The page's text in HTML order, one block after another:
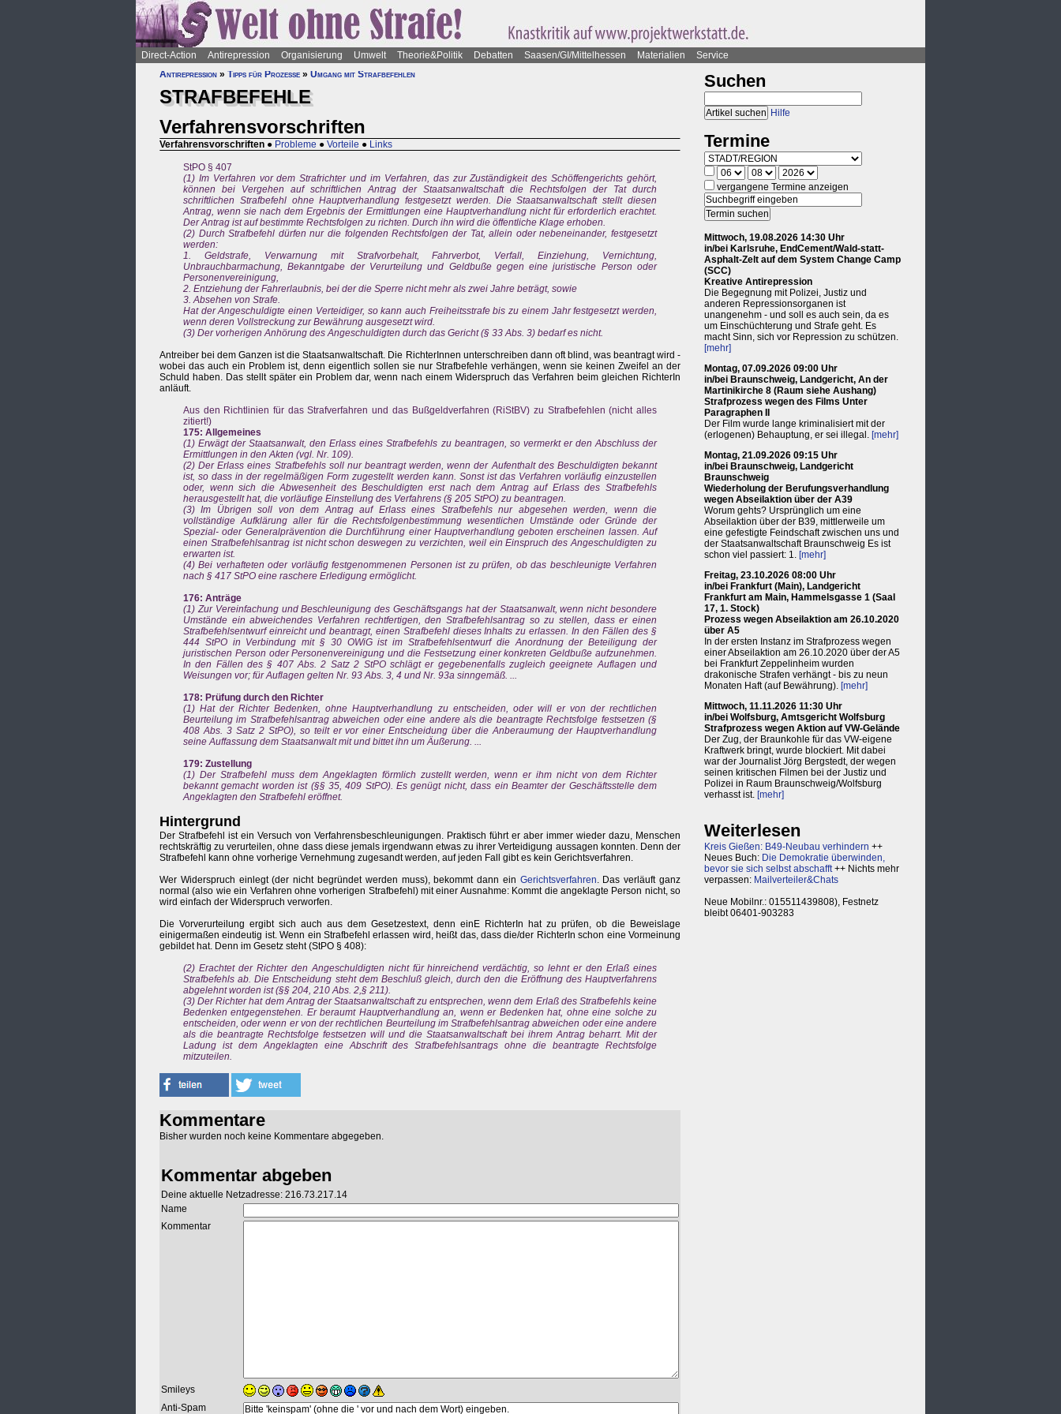
Direct-Action Antirepression Organisierung Umwelt Theorie&Politik Debatten Saasen/GI/Mittelhessen Materialien
Service
Antirepression » Tipps für Prozesse » Umgang mit Strafbefehlen
STRAFBEFEHLE
Verfahrensvorschriften
Verfahrensvorschriften ● Probleme ● Vorteile ● Links
StPO § 407
(1) Im Verfahren vor dem Strafrichter und im Verfahren, das zur Zuständigkeit des Schöffengerichts gehört,
können bei Vergehen auf schriftlichen Antrag der Staatsanwaltschaft die Rechtsfolgen der Tat durch
schriftlichen Strafbefehl ohne Hauptverhandlung festgesetzt werden. Die Staatsanwaltschaft stellt diesen
Antrag, wenn sie nach dem Ergebnis der Ermittlungen eine Hauptverhandlung nicht für erforderlich erachtet.
Der Antrag ist auf bestimmte Rechtsfolgen zu richten. Durch ihn wird die öffentliche Klage erhoben.
(2) Durch Strafbefehl dürfen nur die folgenden Rechtsfolgen der Tat, allein oder nebeneinander, festgesetzt
werden:
1. Geldstrafe, Verwarnung mit Strafvorbehalt, Fahrverbot, Verfall, Einziehung, Vernichtung,
Unbrauchbarmachung, Bekanntgabe der Verurteilung und Geldbuße gegen eine juristische Person oder
Personenvereinigung,
2. Entziehung der Fahrerlaubnis, bei der die Sperre nicht mehr als zwei Jahre beträgt, sowie
3. Absehen von Strafe.
Hat der Angeschuldigte einen Verteidiger, so kann auch Freiheitsstrafe bis zu einem Jahr festgesetzt werden,
wenn deren Vollstreckung zur Bewährung ausgesetzt wird.
(3) Der vorherigen Anhörung des Angeschuldigten durch das Gericht (§ 33 Abs. 3) bedarf es nicht.
Antreiber bei dem Ganzen ist die Staatsanwaltschaft. Die RichterInnen unterschreiben dann oft blind, was beantragt wird -
wobei das auch ein Problem ist, denn eigentlich sollen sie nur Strafbefehle verhängen, wenn sie keinen Zweifel an der
Schuld haben. Das stellt später ein Problem dar, wenn nach einem Widerspruch das Verfahren beim gleichen RichterIn
anläuft.
Aus den Richtlinien für das Strafverfahren und das Bußgeldverfahren (RiStBV) zu Strafbefehlen (nicht alles
zitiert!)
175: Allgemeines
(1) Erwägt der Staatsanwalt, den Erlass eines Strafbefehls zu beantragen, so vermerkt er den Abschluss der
Ermittlungen in den Akten (vgl. Nr. 109).
(2) Der Erlass eines Strafbefehls soll nur beantragt werden, wenn der Aufenthalt des Beschuldigten bekannt
ist, so dass in der regelmäßigen Form zugestellt werden kann. Sonst ist das Verfahren vorläufig einzustellen
oder, wenn sich die Abwesenheit des Beschuldigten erst nach dem Antrag auf Erlass des Strafbefehls
herausgestellt hat, die vorläufige Einstellung des Verfahrens (§ 205 StPO) zu beantragen.
(3) Im Übrigen soll von dem Antrag auf Erlass eines Strafbefehls nur abgesehen werden, wenn die
vollständige Aufklärung aller für die Rechtsfolgenbestimmung wesentlichen Umstände oder Gründe der
Spezial- oder Generalprävention die Durchführung einer Hauptverhandlung geboten erscheinen lassen. Auf
einen Strafbefehlsantrag ist nicht schon deswegen zu verzichten, weil ein Einspruch des Angeschuldigten zu
erwarten ist.
(4) Bei verhafteten oder vorläufig festgenommenen Personen ist zu prüfen, ob das beschleunigte Verfahren
nach § 417 StPO eine raschere Erledigung ermöglicht.
176: Anträge
(1) Zur Vereinfachung und Beschleunigung des Geschäftsgangs hat der Staatsanwalt, wenn nicht besondere
Umstände ein abweichendes Verfahren rechtfertigen, den Strafbefehlsantrag so zu stellen, dass er einen
Strafbefehlsentwurf einreicht und beantragt, einen Strafbefehl dieses Inhalts zu erlassen. In den Fällen des §
444 StPO in Verbindung mit § 30 OWiG ist im Strafbefehlsentwurf die Anordnung der Beteiligung der
juristischen Person oder Personenvereinigung und die Festsetzung einer konkreten Geldbuße aufzunehmen.
In den Fällen des § 407 Abs. 2 Satz 2 StPO schlägt er gegebenenfalls zugleich geeignete Auflagen und
Weisungen vor; für Auflagen gelten Nr. 93 Abs. 3, 4 und Nr. 93a sinngemäß. ...
178: Prüfung durch den Richter
(1) Hat der Richter Bedenken, ohne Hauptverhandlung zu entscheiden, oder will er von der rechtlichen
Beurteilung im Strafbefehlsantrag abweichen oder eine andere als die beantragte Rechtsfolge festsetzen (§
408 Abs. 3 Satz 2 StPO), so teilt er vor einer Entscheidung über die Anberaumung der Hauptverhandlung
seine Auffassung dem Staatsanwalt mit und bittet ihn um Äußerung. ...
179: Zustellung
(1) Der Strafbefehl muss dem Angeklagten förmlich zustellt werden, wenn er ihm nicht von dem Richter
bekannt gemacht worden ist (§§ 35, 409 StPO). Es genügt nicht, dass ein Beamter der Geschäftsstelle dem
Angeklagten den Strafbefehl eröffnet.
Hintergrund
Der Strafbefehl ist ein Versuch von Verfahrensbeschleunigungen. Praktisch führt er aber immer wieder dazu, Menschen
rechtskräftig zu verurteilen, ohne dass diese jemals irgendwann etwas zu ihrer Verteidigung aussagen konnten. Denn der
Strafbefehl kann ohne vorherige Vernehmung zugesandt werden, auf jeden Fall gibt es kein Gerichtsverfahren.
Wer Widerspruch einlegt (der nicht begründet werden muss), bekommt dann ein Gerichtsverfahren. Das verläuft ganz
normal (also wie ein Verfahren ohne vorherigen Strafbefehl) mit einer Ausnahme: Kommt die angeklagte Person nicht, so
wird einfach der Widerspruch verworfen.
Die Vorverurteilung ergibt sich auch aus dem Gesetzestext, denn einE RichterIn hat zu prüfen, ob die Beweislage
einigermaßen eindeutig ist. Wenn ein Strafbefehl erlassen wird, heißt das, dass die/der RichterIn schon eine Vormeinung
gebildet hat. Denn im Gesetz steht (StPO § 408):
(2) Erachtet der Richter den Angeschuldigten nicht für hinreichend verdächtig, so lehnt er den Erlaß eines
Strafbefehls ab. Die Entscheidung steht dem Beschluß gleich, durch den die Eröffnung des Hauptverfahrens
abgelehnt worden ist (§§ 204, 210 Abs. 2,§ 211).
(3) Der Richter hat dem Antrag der Staatsanwaltschaft zu entsprechen, wenn dem Erlaß des Strafbefehls keine
Bedenken entgegenstehen. Er beraumt Hauptverhandlung an, wenn er Bedenken hat, ohne eine solche zu
entscheiden, oder wenn er von der rechtlichen Beurteilung im Strafbefehlsantrag abweichen oder eine andere
als die beantragte Rechtsfolge festsetzen will und die Staatsanwaltschaft bei ihrem Antrag beharrt. Mit der
Ladung ist dem Angeklagten eine Abschrift des Strafbefehlsantrags ohne die beantragte Rechtsfolge
mitzuteilen.
Kommentare
Bisher wurden noch keine Kommentare abgegeben.
Kommentar abgeben
Deine aktuelle Netzadresse: 216.73.217.14
Name
Kommentar
Smileys
Anti-Spam
Suchen
Hilfe
Termine
vergangene Termine anzeigen
Mittwoch, 19.08.2026 14:30 Uhr
in/bei Karlsruhe, EndCement/Wald-statt-
Asphalt-Zelt auf dem System Change Camp
(SCC)
Kreative Antirepression
Die Begegnung mit Polizei, Justiz und
anderen Repressionsorganen ist
unangenehm - und soll es auch sein, da es
um Einschüchterung und Strafe geht. Es
macht Sinn, sich vor Repression zu schützen.
[mehr]
Montag, 07.09.2026 09:00 Uhr
in/bei Braunschweig, Landgericht, An der
Martinikirche 8 (Raum siehe Aushang)
Strafprozess wegen des Films Unter
Paragraphen II
Der Film wurde lange kriminalisiert mit der
(erlogenen) Behauptung, er sei illegal. [mehr]
Montag, 21.09.2026 09:15 Uhr
in/bei Braunschweig, Landgericht
Braunschweig
Wiederholung der Berufungsverhandlung
wegen Abseilaktion über der A39
Worum gehts? Ursprünglich um eine
Abseilaktion über der B39, mittlerweile um
eine gefestigte Feindschaft zwischen uns und
der Staatsanwaltschaft Braunschweig Es ist
schon viel passiert: 1. [mehr]
Freitag, 23.10.2026 08:00 Uhr
in/bei Frankfurt (Main), Landgericht
Frankfurt am Main, Hammelsgasse 1 (Saal
17, 1. Stock)
Prozess wegen Abseilaktion am 26.10.2020
über A5
In der ersten Instanz im Strafprozess wegen
einer Abseilaktion am 26.10.2020 über der A5
bei Frankfurt Zeppelinheim wurden
drakonische Strafen verhängt - bis zu neun
Monaten Haft (auf Bewährung). [mehr]
Mittwoch, 11.11.2026 11:30 Uhr
in/bei Wolfsburg, Amtsgericht Wolfsburg
Strafprozess wegen Aktion auf VW-Gelände
Der Zug, der Braunkohle für das VW-eigene
Kraftwerk bringt, wurde blockiert. Mit dabei
war der Journalist Jörg Bergstedt, der wegen
seinen kritischen Filmen bei der Justiz und
Polizei in Raum Braunschweig/Wolfsburg
verhasst ist. [mehr]
Weiterlesen
Kreis Gießen: B49-Neubau verhindern ++
Neues Buch: Die Demokratie überwinden,
bevor sie sich selbst abschafft++ Nichts mehr
verpassen: Mailverteiler&Chats
Neue Mobilnr.: 015511439808), Festnetz
bleibt 06401-903283